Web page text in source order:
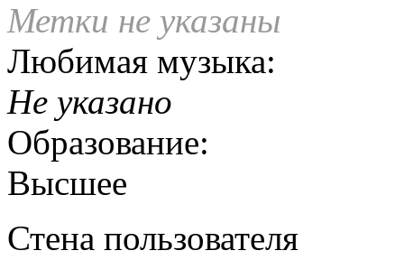
Метки не указаны
Любимая музыка:
Не указано
Образование:
Высшее
Стена пользователя